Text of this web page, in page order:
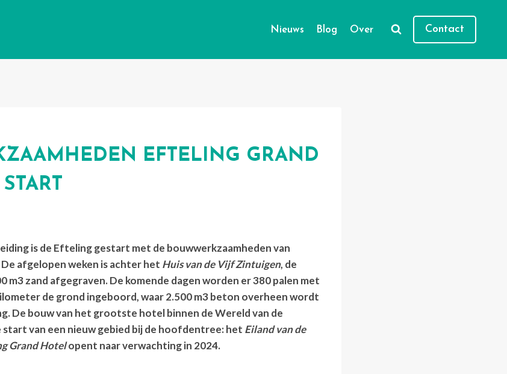
Nieuws Blog Over Contact
EFTELING GRAND
is de Efteling gestart met de bouwwerkzaamheden van
De afgelopen weken is achter het Huis van de Vijf Zintuigen, de
m3 zand afgegraven. De komende dagen worden er 380 palen met
de grond ingeboord, waar 2.500 m3 beton overheen wordt
De bouw van het grootste hotel binnen de Wereld van de
van een nieuw gebied bij de hoofdentree: het Eiland van de
Grand Hotelopent naar verwachting in 2024.